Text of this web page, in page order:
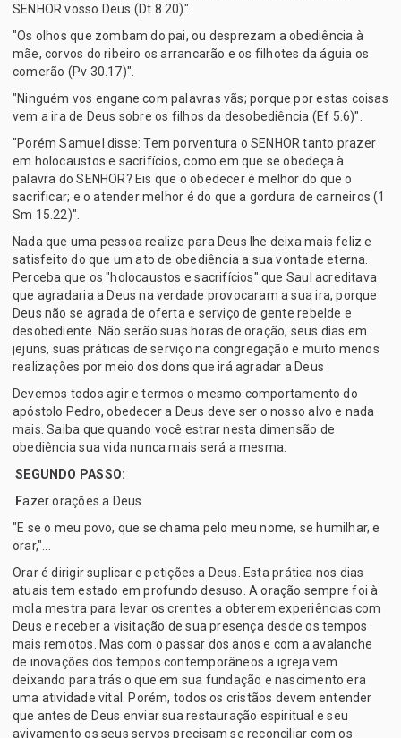
SENHOR vosso Deus (Dt 8.20)".
"Os olhos que zombam do pai, ou desprezam a obediência à
mãe, corvos do ribeiro os arrancarão e os filhotes da águia os
comerão (Pv 30.17)".
"Ninguém vos engane com palavras vãs; porque por estas coisas
vem a ira de Deus sobre os filhos da desobediência (Ef 5.6)".
"Porém Samuel disse: Tem porventura o SENHOR tanto prazer
em holocaustos e sacrifícios, como em que se obedeça à
palavra do SENHOR? Eis que o obedecer é melhor do que o
sacrificar; e o atender melhor é do que a gordura de carneiros (1
Sm 15.22)".
Nada que uma pessoa realize para Deus lhe deixa mais feliz e
satisfeito do que um ato de obediência a sua vontade eterna.
Perceba que os "holocaustos e sacrifícios" que Saul acreditava
que agradaria a Deus na verdade provocaram a sua ira, porque
Deus não se agrada de oferta e serviço de gente rebelde e
desobediente. Não serão suas horas de oração, seus dias em
jejuns, suas práticas de serviço na congregação e muito menos
realizações por meio dos dons que irá agradar a Deus
Devemos todos agir e termos o mesmo comportamento do
apóstolo Pedro, obedecer a Deus deve ser o nosso alvo e nada
mais. Saiba que quando você estrar nesta dimensão de
obediência sua vida nunca mais será a mesma.
SEGUNDO PASSO:
Fazer orações a Deus.
"E se o meu povo, que se chama pelo meu nome, se humilhar, e
orar,"...
Orar é dirigir suplicar e petições a Deus. Esta prática nos dias
atuais tem estado em profundo desuso. A oração sempre foi à
mola mestra para levar os crentes a obterem experiências com
Deus e receber a visitação de sua presença desde os tempos
mais remotos. Mas com o passar dos anos e com a avalanche
de inovações dos tempos contemporâneos a igreja vem
deixando para trás o que em sua fundação e nascimento era
uma atividade vital. Porém, todos os cristãos devem entender
que antes de Deus enviar sua restauração espiritual e seu
avivamento os seus servos precisam se reconciliar com os